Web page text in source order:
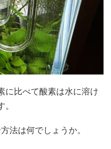
に比べて酸素は水に溶け
法は何でしょうか。